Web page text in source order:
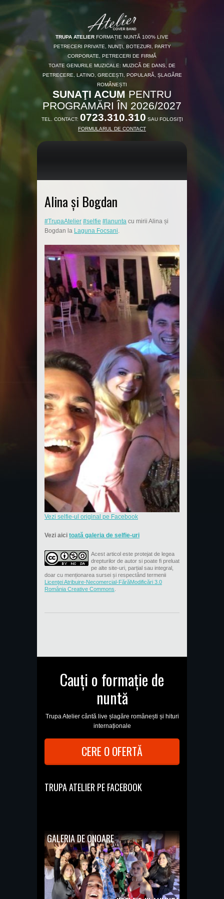
TRUPA ATELIER FORMAȚIE NUNTĂ 100% LIVE
PETRECERI PRIVATE, NUNŢI, BOTEZURI, PARTY
CORPORATE, PETRECERI DE FIRMĂ
TOATE GENURILE MUZICALE: MUZICĂ DE DANS, DE
PETRECERE, LATINO, GRECEȘTI, POPULARĂ, ȘLAGĂRE
ROMÂNEȘTI
SUNAŢI ACUM PENTRU
PROGRAMĂRI ÎN 2026/2027
TEL. CONTACT: 0723.310.310 SAU FOLOSIŢI
FORMULARUL DE CONTACT
Alina și Bogdan
#TrupaAtelier #selfie #lanunta cu mirii Alina și
Bogdan la Laguna Focsani
Vezi selfie-ul original pe Facebook
Vezi aici toată galeria de selfie-uri
Acest articol este protejat de legea
drepturilor de autor si poate fi preluat
pe alte site-uri, parțial sau integral,
doar cu menționarea sursei și respectând termenii
Licenţei Atribuire-Necomercial-FărăModificări 3.0
România Creative Commons
Cauți o formație de
nuntă
Trupa Atelier cântă live șlagăre românești și hituri
internaționale
CERE O OFERTĂ
TRUPA ATELIER PE FACEBOOK
GALERIA DE ONOARE